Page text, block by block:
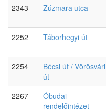
2343
Zúzmara utca
2252
Táborhegyi út
2254
Bécsi út / Vörösvári
út
2267
Óbudai
rendelőintézet